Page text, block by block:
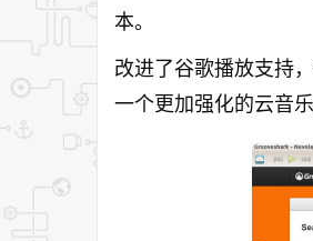
本。
改进了谷歌播放支持
一个更加强化的云音乐